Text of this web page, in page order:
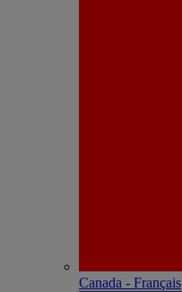
Canada - Français